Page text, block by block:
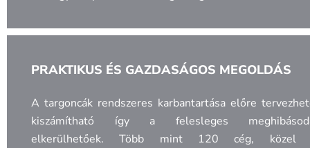
PRAKTIKUS ÉS GAZDASÁGOS MEGOLDÁS
A targoncák rendszeres karbantartása előre
kiszámítható így a felesleges
elkerülhetőek. Több mint 120 cég, közel